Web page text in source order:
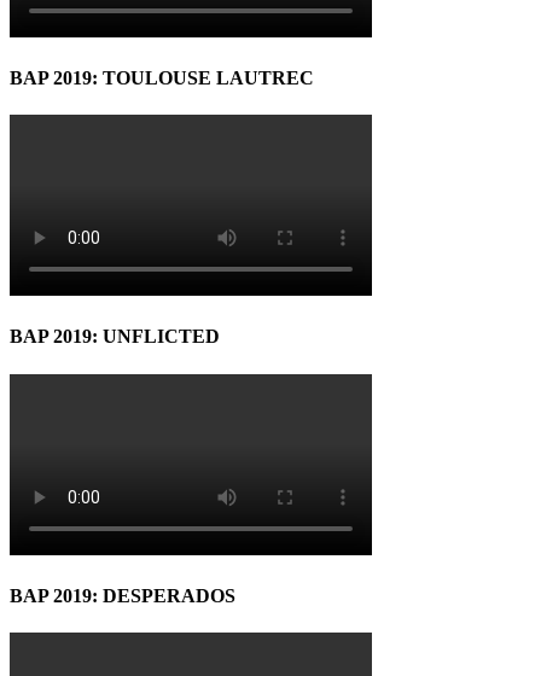
BAP 2019: TOULOUSE LAUTREC
BAP 2019: UNFLICTED
BAP 2019: DESPERADOS